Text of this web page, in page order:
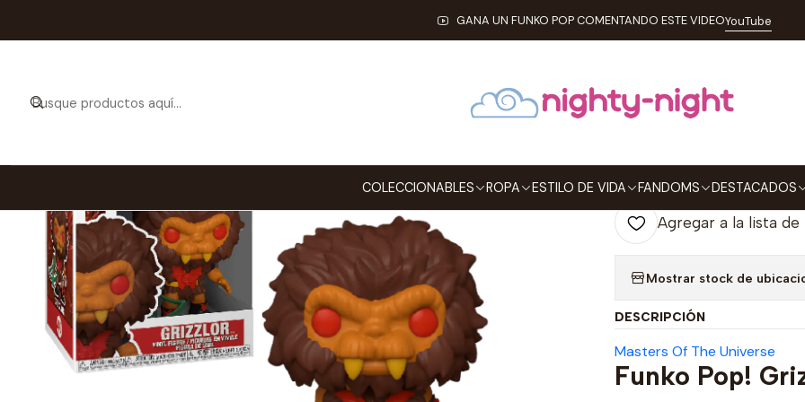
COLECCIONABLES ROPA ESTILO DE VIDA FANDOMS DESTACADOS
GANA UN FUNKO POP COMENTANDO ESTE VIDEOYouTube
COLECCIONABLES FUNKO Pop! Otros Grizzlor Funko Pop Masters Of
Grizzlor
40
Cantidad
Agregar a la lista
Mostrar stock de
DESCRIPCIÓN
Masters Of The Universe
Funko Pop!